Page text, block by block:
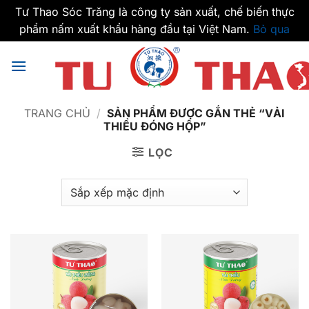
Tư Thao Sóc Trăng là công ty sản xuất, chế biến thực
phẩm nấm xuất khẩu hàng đầu tại Việt Nam. Bỏ qua
qua
TRANG CHỦ / SẢN PHẨM ĐƯỢC GẮN THẺ “VẢI
THIỀU ĐÓNG HỘP”
LỌC